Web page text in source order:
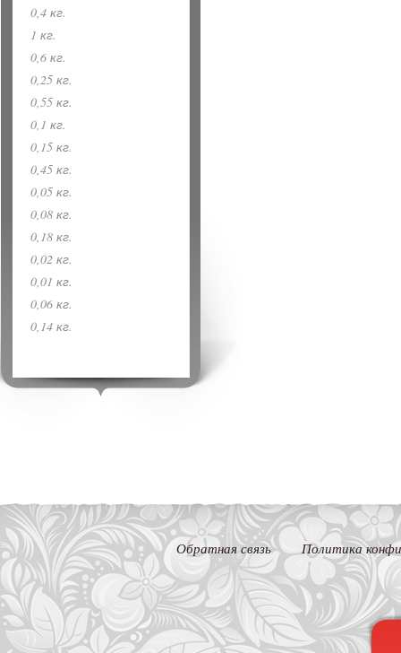
0,4 кг.
1 кг.
0,6 кг.
0,25 кг.
0,55 кг.
0,1 кг.
0,15 кг.
0,45 кг.
0,05 кг.
0,08 кг.
0,18 кг.
0,02 кг.
0,01 кг.
0,06 кг.
0,14 кг.
Обратная связь Политика